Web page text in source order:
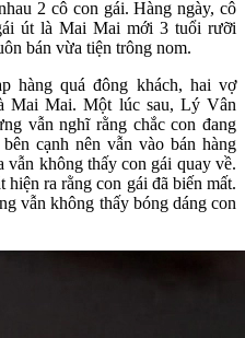
2 cô con gái. Hàng ngày, cô
út là Mai Mai mới 3 tuổi rưỡi
bán vừa tiện trông nom.
hàng quá đông khách, hai vợ
Mai Mai. Một lúc sau, Lý Vân
vẫn nghĩ rằng chắc con đang
cạnh nên vẫn vào bán hàng
không thấy con gái quay về.
ra rằng con gái đã biến mất.
vẫn không thấy bóng dáng con